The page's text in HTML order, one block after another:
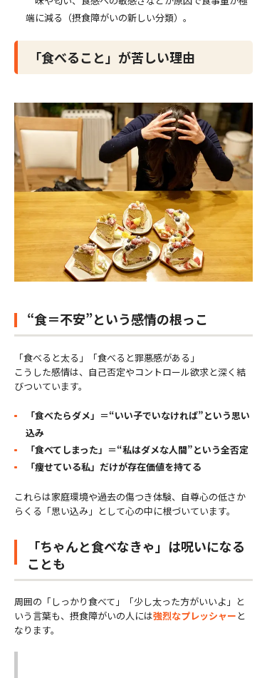
端に減る（摂食障がいの新しい分類）。
「食べること」が苦しい理由
“食＝不安”という感情の根っこ
「食べると太る」「食べると罪悪感がある」
こうした感情は、自己否定やコントロール欲求と深く結
びついています。
「食べたらダメ」＝“いい子でいなければ”という思い
込み
「食べてしまった」＝“私はダメな人間”という全否定
「痩せている私」だけが存在価値を持てる
これらは家庭環境や過去の傷つき体験、自尊心の低さか
らくる「思い込み」として心の中に根づいています。
「ちゃんと食べなきゃ」は呪いになる
ことも
周囲の「しっかり食べて」「少し太った方がいいよ」と
いう言葉も、摂食障がいの人には強烈なプレッシャー と
なります。